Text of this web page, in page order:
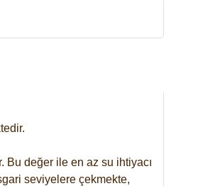
Bu değer ile en az su ihtiyacı
seviyelere çekmekte,